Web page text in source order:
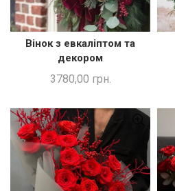
ЧИТАТИ ДАЛІ
Вінок з евкаліптом та
декором
3780,00 грн.